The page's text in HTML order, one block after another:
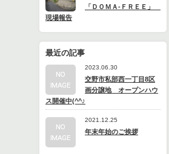
「ＤＯＭＡ-ＦＲＥＥ」
現場報告
最近の記事
2023.06.30
交野市私部西一丁目8区
画分譲地 オープンハウ
ス開催中(^^♪
2021.12.25
年末年始のご挨拶